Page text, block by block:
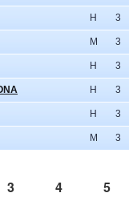
H 3
M 3
H 3
H 3
H 3
M 3
3 4 5